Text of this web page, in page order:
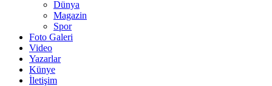
Dünya
Magazin
Spor
Foto Galeri
Video
Yazarlar
Künye
İletişim